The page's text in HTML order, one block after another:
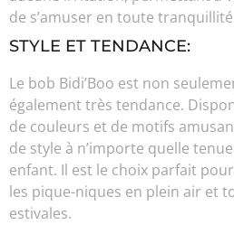
de s’amuser en toute
STYLE ET TENDANCE:
Le bob Bidi’Boo est non
également très tendance.
de couleurs et de motifs
de style à n’importe quelle
enfant. Il est le choix parfait
les pique-niques en plein air et
estivales.